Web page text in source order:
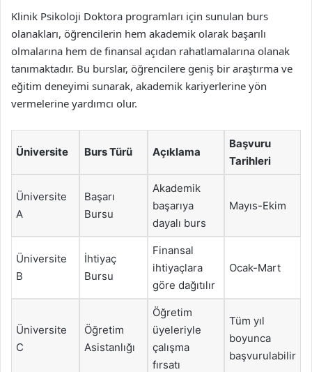
Klinik Psikoloji Doktora programları için sunulan burs
olanakları, öğrencilerin hem akademik olarak başarılı
olmalarına hem de finansal açıdan rahatlamalarına olanak
tanımaktadır. Bu burslar, öğrencilere geniş bir araştırma ve
eğitim deneyimi sunarak, akademik kariyerlerine yön
vermelerine yardımcı olur.
Üniversite Burs Türü Açıklama
Başvuru
Tarihleri
Üniversite
A
Başarı
Bursu
Akademik
başarıya
dayalı burs
Mayıs-Ekim
Üniversite
B
İhtiyaç
Bursu
Finansal
ihtiyaçlara
göre dağıtılır
Ocak-Mart
Üniversite
C
Öğretim
Asistanlığı
Öğretim
üyeleriyle
çalışma
fırsatı
Tüm yıl
boyunca
başvurulabilir